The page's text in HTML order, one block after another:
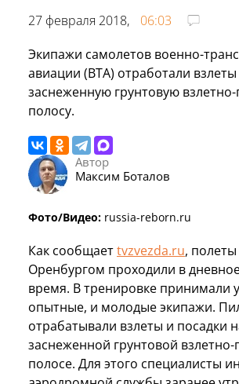
27 февраля 2018,
06:03
Экипажи самолетов военно-
авиации (ВТА) отработали
заснеженную грунтовую
полосу.
Автор
Максим Боталов
Фото/Видео: russia-reborn.ru
Как сообщаетtvzvezda.ru,
Оренбургом проходили в
время. В тренировке принимали
опытные, и молодые экипажи.
отрабатывали взлеты и посадки
заснеженной грунтовой
полосе. Для этого специалисты